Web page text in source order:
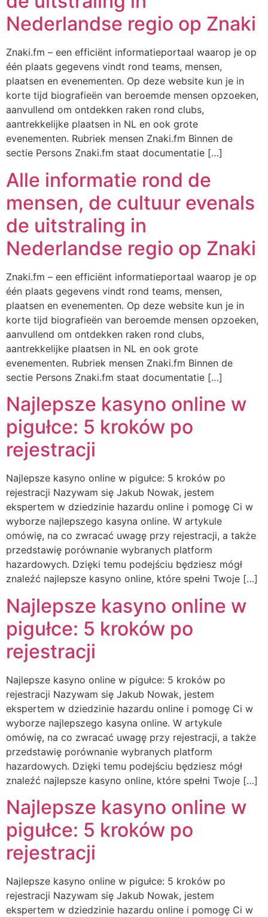
Nederlandse regio op Znaki
Znaki.fm – een efficiënt informatieportaal waarop je op
één plaats gegevens vindt rond teams, mensen,
plaatsen en evenementen. Op deze website kun je in
korte tijd biografieën van beroemde mensen opzoeken,
aanvullend om ontdekken raken rond clubs,
aantrekkelijke plaatsen in NL en ook grote
evenementen. Rubriek mensen Znaki.fm Binnen de
sectie Persons Znaki.fm staat documentatie […]
Alle informatie rond de
mensen, de cultuur evenals
de uitstraling in
Nederlandse regio op Znaki
Znaki.fm – een efficiënt informatieportaal waarop je op
één plaats gegevens vindt rond teams, mensen,
plaatsen en evenementen. Op deze website kun je in
korte tijd biografieën van beroemde mensen opzoeken,
aanvullend om ontdekken raken rond clubs,
aantrekkelijke plaatsen in NL en ook grote
evenementen. Rubriek mensen Znaki.fm Binnen de
sectie Persons Znaki.fm staat documentatie […]
Najlepsze kasyno online w
pigułce: 5 kroków po
rejestracji
Najlepsze kasyno online w pigułce: 5 kroków po
rejestracji Nazywam się Jakub Nowak, jestem
ekspertem w dziedzinie hazardu online i pomogę Ci w
wyborze najlepszego kasyna online. W artykule
omówię, na co zwracać uwagę przy rejestracji, a także
przedstawię porównanie wybranych platform
hazardowych. Dzięki temu podejściu będziesz mógł
znaleźć najlepsze kasyno online, które spełni Twoje […]
Najlepsze kasyno online w
pigułce: 5 kroków po
rejestracji
Najlepsze kasyno online w pigułce: 5 kroków po
rejestracji Nazywam się Jakub Nowak, jestem
ekspertem w dziedzinie hazardu online i pomogę Ci w
wyborze najlepszego kasyna online. W artykule
omówię, na co zwracać uwagę przy rejestracji, a także
przedstawię porównanie wybranych platform
hazardowych. Dzięki temu podejściu będziesz mógł
znaleźć najlepsze kasyno online, które spełni Twoje […]
Najlepsze kasyno online w
pigułce: 5 kroków po
rejestracji
Najlepsze kasyno online w pigułce: 5 kroków po
rejestracji Nazywam się Jakub Nowak, jestem
ekspertem w dziedzinie hazardu online i pomogę Ci w